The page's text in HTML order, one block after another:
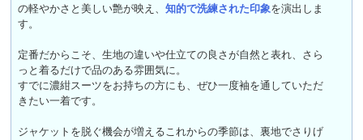
の軽やかさと美しい艶が映え、知的で洗練された印象を演出しま
す。
定番だからこそ、生地の違いや仕立ての良さが自然と表れ、さら
っと着るだけで品のある雰囲気に。
すでに濃紺スーツをお持ちの方にも、ぜひ一度袖を通していただ
きたい一着です。
ジャケットを脱ぐ機会が増えるこれからの季節は、裏地でさりげ